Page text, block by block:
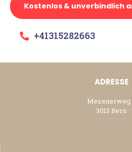
Kostenlos & unverbindlich
+41315282663
ADRESSE
Mezenerweg
3013 Bern